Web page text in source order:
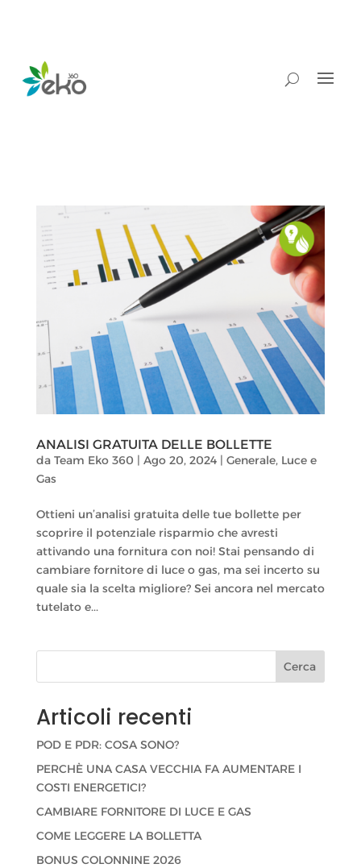
ANALISI GRATUITA DELLE BOLLETTE
da Team Eko 360 | Ago 20, 2024| Generale, Luce e
Gas
Ottieni un’analisi gratuita delle tue bollette per
scoprire il potenziale risparmio che avresti
attivando una fornitura con noi! Stai pensando di
cambiare fornitore di luce o gas, ma sei incerto su
quale sia la scelta migliore? Sei ancora nel mercato
tutelato e...
Cerca
Articoli recenti
POD E PDR: COSA SONO?
PERCHÈ UNA CASA VECCHIA FA AUMENTARE I
COSTI ENERGETICI?
CAMBIARE FORNITORE DI LUCE E GAS
COME LEGGERE LA BOLLETTA
BONUS COLONNINE 2026